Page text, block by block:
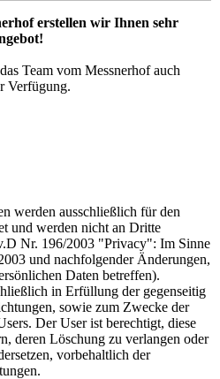
erstellen wir Ihnen sehr
Team vom Messnerhof auch
Verfügung.
werden ausschließlich für den
und werden nicht an Dritte
Nr. 196/2003 "Privacy": Im Sinne
und nachfolgender Änderungen,
Daten betreffen).
in Erfüllung der gegenseitig
sowie zum Zwecke der
Der User ist berechtigt, diese
deren Löschung zu verlangen oder
vorbehaltlich der